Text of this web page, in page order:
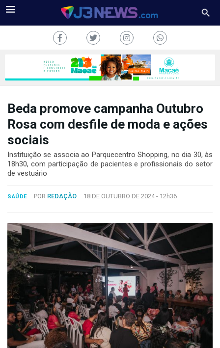
TV
COLUNAS
CONOSCO
2024
Desenvolvido
por
Hesea
Tecnologia
Sistemas
Beda promove campanha Outubro
Rosa com desfile de moda e ações
sociais
Instituição se associa ao Parquecentro Shopping, no dia 30, às
18h30, com participação de pacientes e profissionais do setor
de vestuário
SAÚDE POR REDAÇÃO 18 DE OUTUBRO DE 2024 - 12h36